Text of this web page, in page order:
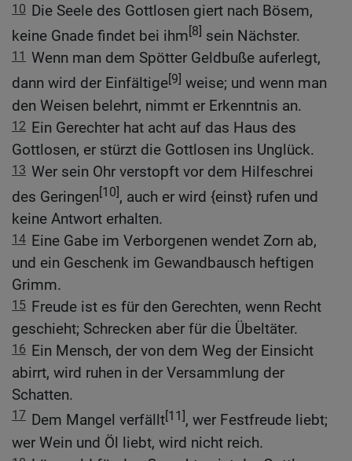
10 Die Seele des Gottlosen giert nach Bösem,
keine Gnade findet bei ihm[8] sein Nächster.
11 Wenn man dem Spötter Geldbuße auferlegt,
dann wird der Einfältige[9] weise; und wenn man
den Weisen belehrt, nimmt er Erkenntnis an.
12 Ein Gerechter hat acht auf das Haus des
Gottlosen, er stürzt die Gottlosen ins Unglück.
13 Wer sein Ohr verstopft vor dem Hilfeschrei
des Geringen[10], auch er wird {einst} rufen und
keine Antwort erhalten.
14 Eine Gabe im Verborgenen wendet Zorn ab,
und ein Geschenk im Gewandbausch heftigen
Grimm.
15 Freude ist es für den Gerechten, wenn Recht
geschieht; Schrecken aber für die Übeltäter.
16 Ein Mensch, der von dem Weg der Einsicht
abirrt, wird ruhen in der Versammlung der
Schatten.
17 Dem Mangel verfällt[11], wer Festfreude liebt;
wer Wein und Öl liebt, wird nicht reich.